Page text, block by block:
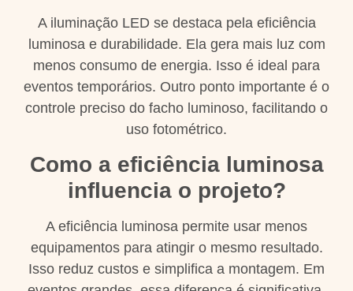
A iluminação LED se destaca pela eficiência
luminosa e durabilidade. Ela gera mais luz com
menos consumo de energia. Isso é ideal para
eventos temporários. Outro ponto importante é o
controle preciso do facho luminoso, facilitando o
uso fotométrico.
Como a eficiência luminosa
influencia o projeto?
A eficiência luminosa permite usar menos
equipamentos para atingir o mesmo resultado.
Isso reduz custos e simplifica a montagem. Em